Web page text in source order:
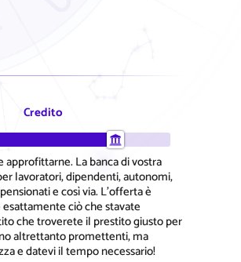
Credito
approfittarne. La banca di vostra
lavoratori, dipendenti, autonomi,
e così via. L'offerta è
ciò che stavate
che troverete il prestito giusto per
altrettanto promettenti, ma
e datevi il tempo necessario!